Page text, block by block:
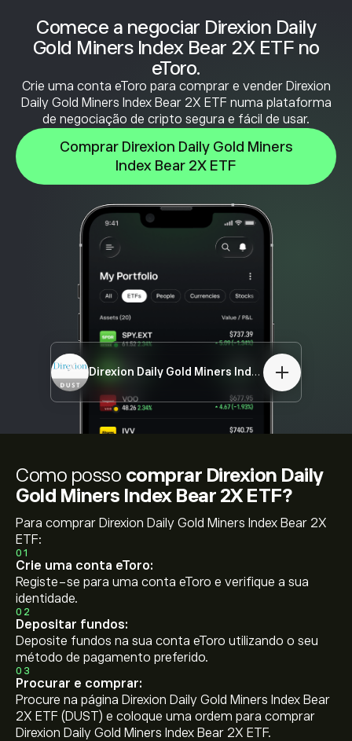
Comece a negociar Direxion Daily
Gold Miners Index Bear 2X ETF no
eToro.
Crie uma conta eToro para comprar e vender Direxion
Daily Gold Miners Index Bear 2X ETF numa plataforma
de negociação de cripto segura e fácil de usar.
Comprar Direxion Daily Gold Miners
Index Bear 2X ETF
Direxion Daily Gold Miners Index Bear 2X ETF
Como posso comprar Direxion Daily
Gold Miners Index Bear 2X ETF?
Para comprar Direxion Daily Gold Miners Index Bear 2X
ETF:
01
Crie uma conta eToro:
Registe-se para uma conta eToro e verifique a sua
identidade.
02
Depositar fundos:
Deposite fundos na sua conta eToro utilizando o seu
método de pagamento preferido.
03
Procurar e comprar:
Procure na página Direxion Daily Gold Miners Index Bear
2X ETF (DUST) e coloque uma ordem para comprar
Direxion Daily Gold Miners Index Bear 2X ETF.